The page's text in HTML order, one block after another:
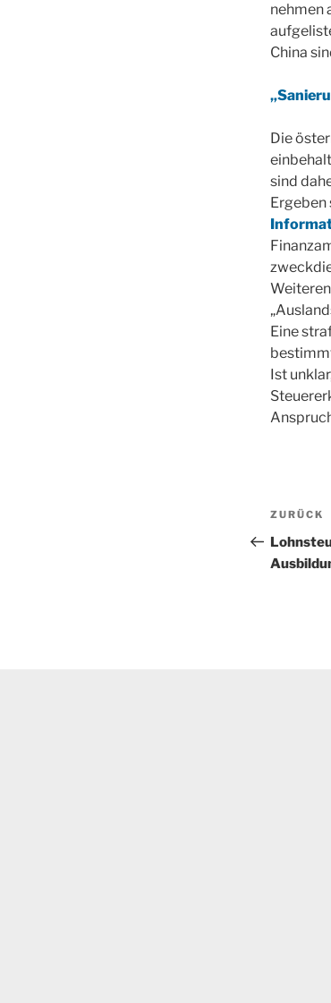
nehmen
China
Die
sind
Ergeben
Eine
Ist
Beitrag
ZURÜCK